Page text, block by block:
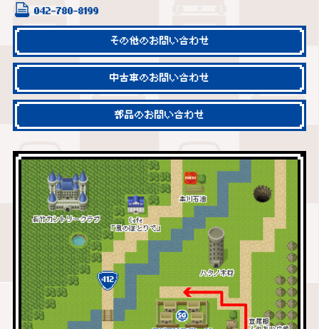
042-780-8199
その他のお問い合わせ
中古車のお問い合わせ
部品のお問い合わせ